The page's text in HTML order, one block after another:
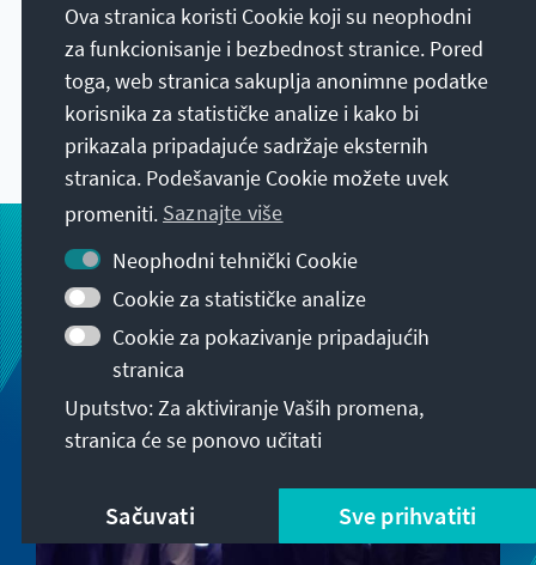
Vas aktuelno i ekskluzivno na Internet stranici
www.kas.de. Ovde ćete pored sadržajnog
rezimeja naći i dodatne materijale kao što su
slike, manuskripti o govorima, video ili audio
snimci.
Ova stranica koristi Cookie koji su neophodni
za funkcionisanje i bezbednost stranice. Pored
toga, web stranica sakuplja anonimne podatke
korisnika za statističke analize i kako bi
prikazala pripadajuće sadržaje eksternih
stranica. Podešavanje Cookie možete uvek
promeniti. Saznajte više
Neophodni tehnički Cookie
Cookie za statističke analize
Cookie za pokazivanje pripadajućih
stranica
Uputstvo: Za aktiviranje Vaših promena,
stranica će se ponovo učitati
Sačuvati Sve prihvatiti